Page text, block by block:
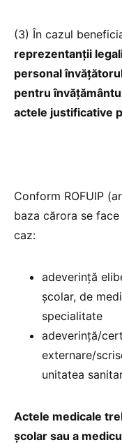
(3) În cazul
reprezentanţii
personal
pentru
actele justificative
Conform ROFUIP
baza cărora se
caz:
adeverinţă
şcolar, de
specialitate
adeverinţă/
externare/
unitatea
Actele medicale
şcolar sau a